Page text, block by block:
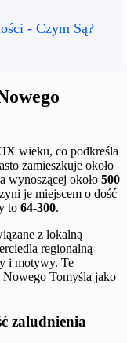
- Czym Są?
wieku, co podkreśla
zamieszkuje około
wynoszącej około 500
je miejscem o dość
to 64-300.
z lokalną
regionalną
i motywy. Te
Tomyśla jako
zaludnienia